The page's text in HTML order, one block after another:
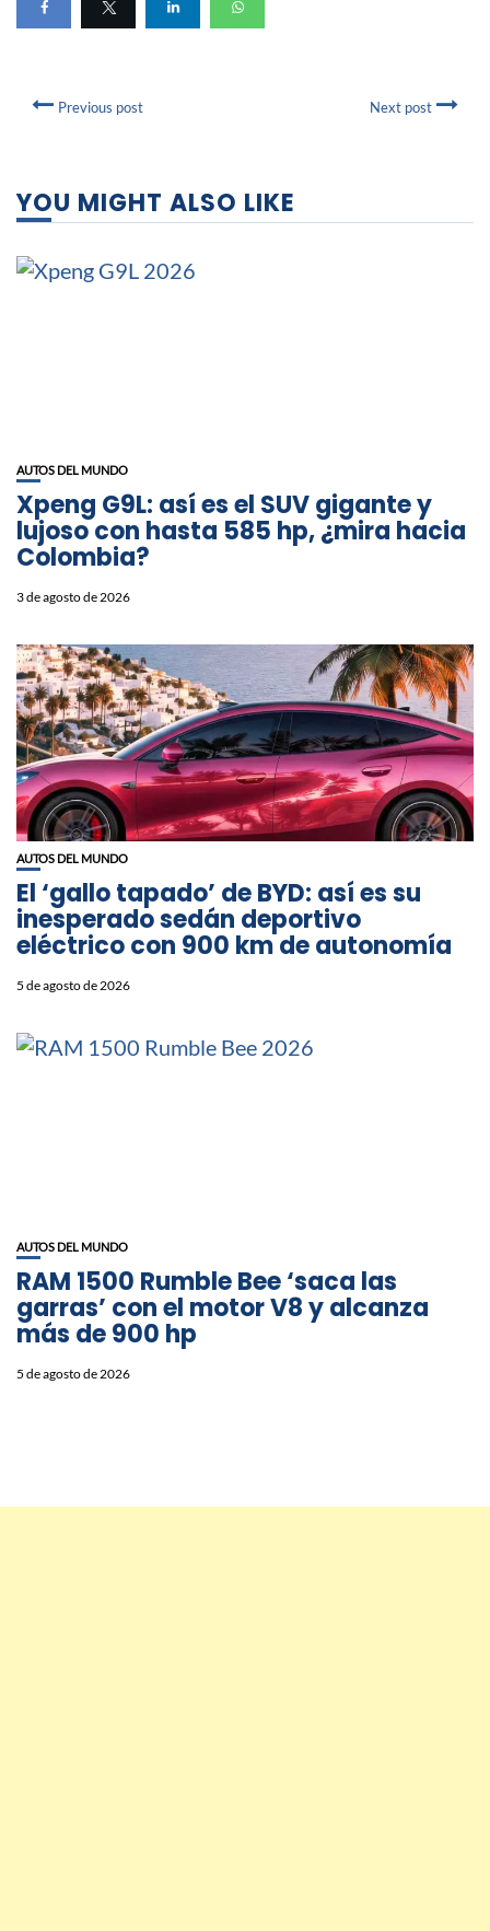
Previous post Next post
YOU MIGHT ALSO LIKE
AUTOS DEL MUNDO
Xpeng G9L: así es el SUV gigante y
lujoso con hasta 585 hp, ¿mira hacia
Colombia?
3 de agosto de 2026
AUTOS DEL MUNDO
El ‘gallo tapado’ de BYD: así es su
inesperado sedán deportivo
eléctrico con 900 km de autonomía
5 de agosto de 2026
AUTOS DEL MUNDO
RAM 1500 Rumble Bee ‘saca las
garras’ con el motor V8 y alcanza
más de 900 hp
5 de agosto de 2026